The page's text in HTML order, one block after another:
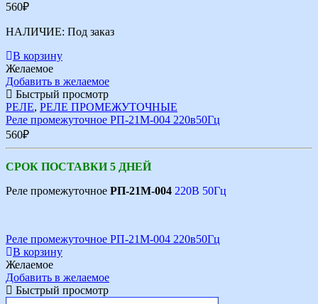
560₽
НАЛИЧИЕ: Под заказ
В корзину
Желаемое
Добавить в желаемое
Быстрый просмотр
РЕЛЕ, РЕЛЕ ПРОМЕЖУТОЧНЫЕ
Реле промежуточное РП-21М-004 220в50Гц
560₽
СРОК ПОСТАВКИ 5 ДНЕЙ
Реле промежуточное РП-21М-004 220В 50Гц
Реле промежуточное РП-21М-004 220в50Гц
В корзину
Желаемое
Добавить в желаемое
Быстрый просмотр